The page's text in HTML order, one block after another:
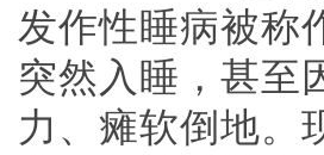
发作性睡病被称
突然入睡，甚至
力、瘫软倒地。